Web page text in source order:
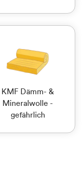
KMF Dämm- &
Mineralwolle -
gefährlich